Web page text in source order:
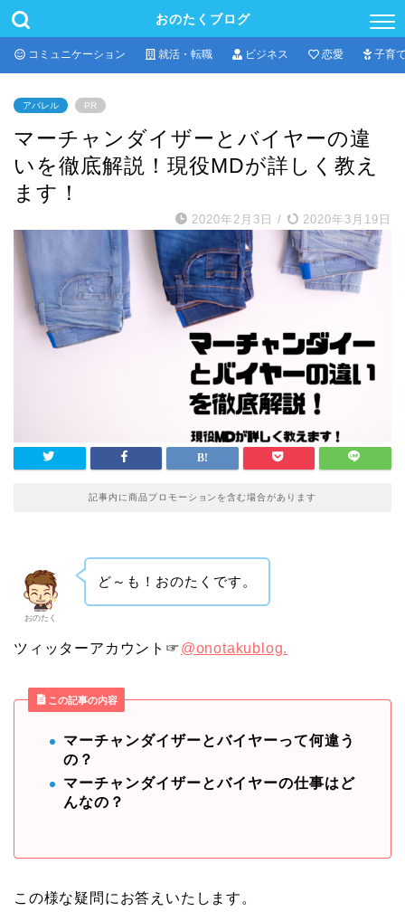
おのたくブログ
コミュニケーション 就活・転職 ビジネス 恋愛 子育
アパレル PR
マーチャンダイザーとバイヤーの違
いを徹底解説！現役MDが詳しく教え
ます！
2020年2月3日 / 2020年3月19日
記事内に商品プロモーションを含む場合があります
おのたく
ど～も！おのたくです。
ツィッターアカウント☞@onotakublog.
この記事の内容
マーチャンダイザーとバイヤーって何違う
の？
マーチャンダイザーとバイヤーの仕事はど
んなの？
この様な疑問にお答えいたします。